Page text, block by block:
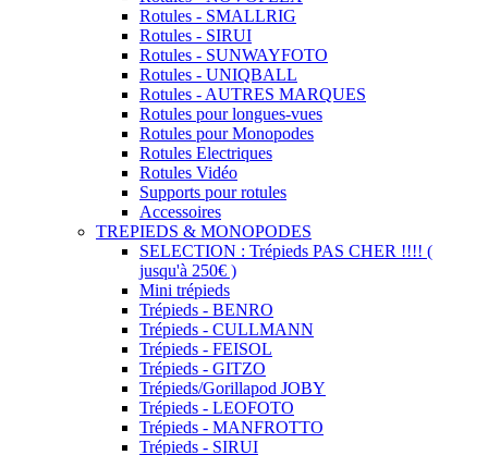
Rotules - SMALLRIG
Rotules - SIRUI
Rotules - SUNWAYFOTO
Rotules - UNIQBALL
Rotules - AUTRES MARQUES
Rotules pour longues-vues
Rotules pour Monopodes
Rotules Electriques
Rotules Vidéo
Supports pour rotules
Accessoires
TREPIEDS & MONOPODES
SELECTION : Trépieds PAS CHER !!!! (
jusqu'à 250€ )
Mini trépieds
Trépieds - BENRO
Trépieds - CULLMANN
Trépieds - FEISOL
Trépieds - GITZO
Trépieds/Gorillapod JOBY
Trépieds - LEOFOTO
Trépieds - MANFROTTO
Trépieds - SIRUI